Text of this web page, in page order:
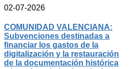
02-07-2026
COMUNIDAD VALENCIANA:
Subvenciones destinadas a
financiar los gastos de la
digitalización y la restauración
de la documentación histórica